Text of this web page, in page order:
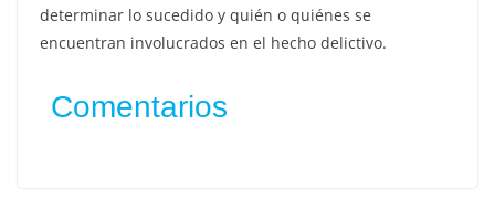
determinar lo sucedido y quién o quiénes se
encuentran involucrados en el hecho delictivo.
Comentarios